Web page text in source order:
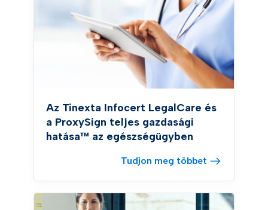
Az Tinexta Infocert LegalCare és
a ProxySign teljes gazdasági
hatása™ az egészségügyben
Tudjon meg többet